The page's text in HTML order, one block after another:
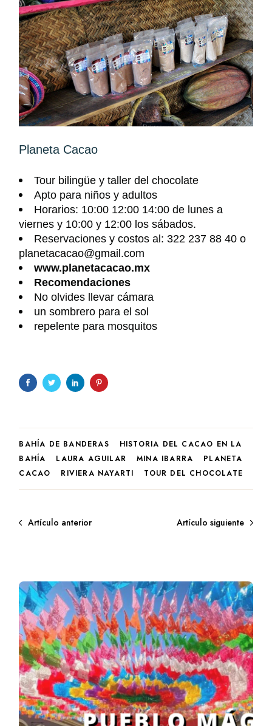
Planeta Cacao
Tour bilingüe y taller del chocolate
Apto para niños y adultos
Horarios: 10:00 12:00 14:00 de lunes a
viernes y 10:00 y 12:00 los sábados.
Reservacionesy costos al : 322 237 88 40o
planetacacao@gmail.com
www.planetacacao.mx
Recomendaciones
No olvides llevar cámara
un sombrero para el sol
repelente para mosquitos
BAHÍA DE BANDERAS
HISTORIA DEL CACAO EN LA
BAHÍA
LAURA AGUILAR MINA IBARRA
PLANETA
CACAO
RIVIERA NAYARTI TOUR DEL CHOCOLATE
Artículo anterior Artículo siguiente